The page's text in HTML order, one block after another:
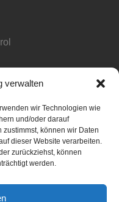
verwalten
wir Technologien wie
und/oder darauf
können wir Daten
dieser Website verarbeiten.
zurückziehst, können
werden.